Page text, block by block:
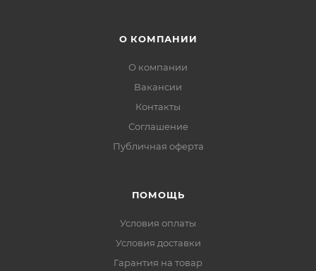
О КОМПАНИИ
О компании
Вакансии
Контакты
Соглашение
Публичная оферта
ПОМОЩЬ
Условия оплаты
Условия доставки
Гарантия на товар